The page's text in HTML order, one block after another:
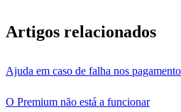
Artigos relacionados
Ajuda em caso de falha nos
O Premium não está a funcionar